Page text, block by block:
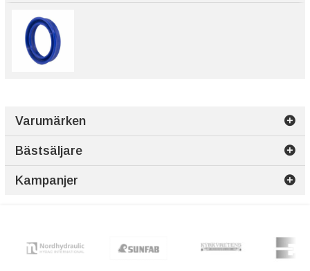
Varumärken
Bästsäljare
Kampanjer